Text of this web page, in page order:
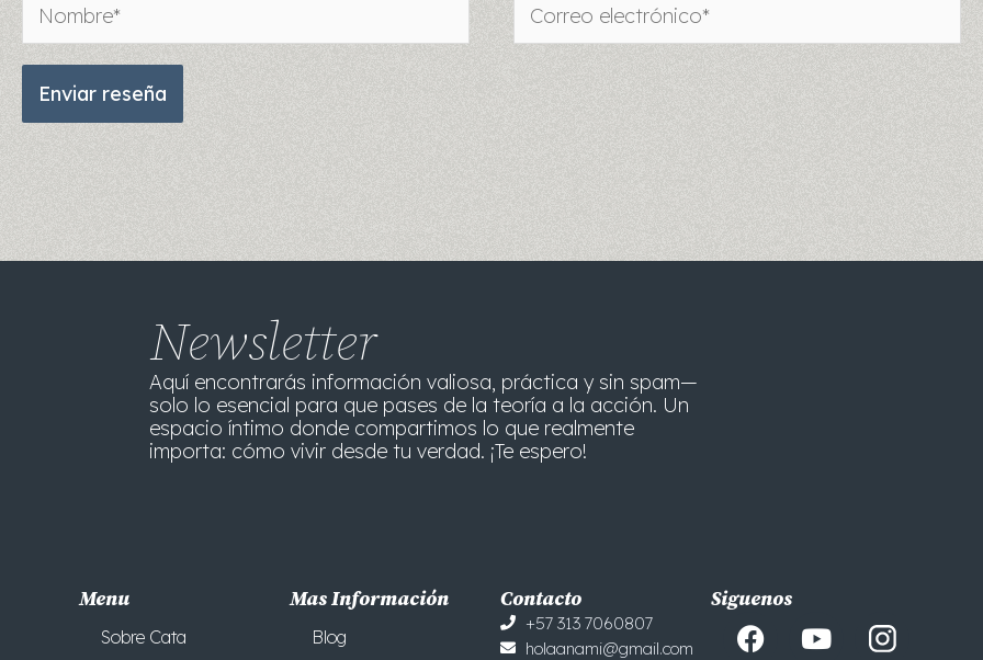
electrónico*
Newsletter
Aquí encontrarás información valiosa, práctica y sin spam—
solo lo esencial para que pases de la teoría a la acción. Un
espacio íntimo donde compartimos lo que realmente
importa: cómo vivir desde tu verdad. ¡Te espero!
Menu
Sobre Cata
Mas Información
Blog
Siguenos
F
a
Y
o
Contacto
+57 313 7060807
holaanami@gmail.com